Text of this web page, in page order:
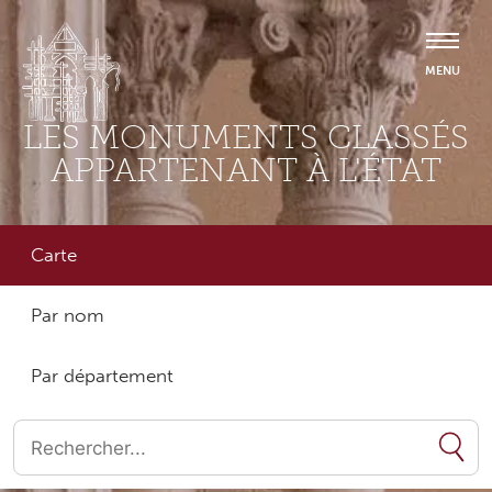
LES MONUMENTS CLASSÉS
APPARTENANT À L'ÉTAT
Carte
Par nom
Par département
Quand les résultats de l'auto-complétion sont disponibles,